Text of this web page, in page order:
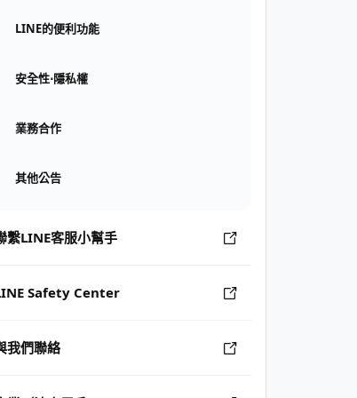
LINE的便利功能
安全性⋅隱私權
業務合作
其他公告
繫LINE客服小幫手
Safety Center
我們聯絡